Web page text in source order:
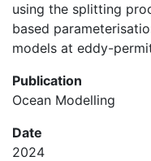
using the splitting
based
models at eddy-
Publication
Ocean Modelling
Date
2024